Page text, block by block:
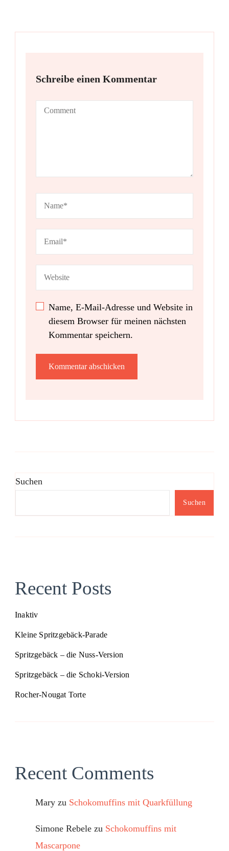
Schreibe einen Kommentar
Name, E-Mail-Adresse und Website in
diesem Browser für meinen nächsten
Kommentar speichern.
Suchen
Suchen
Recent Posts
Inaktiv
Kleine Spritzgebäck-Parade
Spritzgebäck – die Nuss-Version
Spritzgebäck – die Schoki-Version
Rocher-Nougat Torte
Recent Comments
Mary zu Schokomuffins mit Quarkfüllung
Simone Rebele zu Schokomuffins mit
Mascarpone